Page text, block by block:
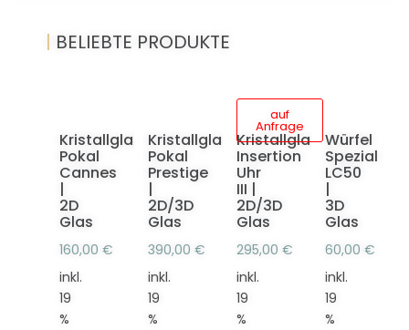
| BELIEBTE PRODUKTE
Kristallglas
Pokal
Cannes
|
2D
Glas
160,00 €
inkl.
19
%
Kristallglas
Pokal
Prestige
|
2D/3D
Glas
390,00 €
inkl.
19
%
auf
Anfrage
Kristallglas
Insertion
Uhr
III |
2D/3D
Glas
295,00 €
inkl.
19
%
Würfel
Spezial
LC50
|
3D
Glas
60,00 €
inkl.
19
%